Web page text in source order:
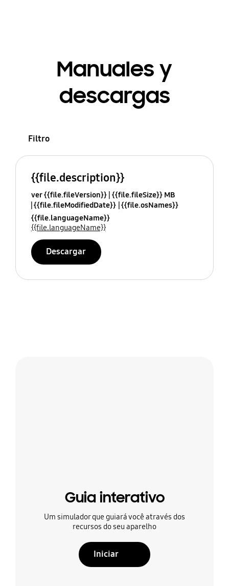
Manuales y
descargas
Filtro
{{file.description}}
ver {{file.fileVersion}} {{file.fileSize}} MB
{{file.fileModifiedDate}} {{file.osNames}}
{{file.languageName}}
{{file.languageName}}
Descargar
Guia interativo
Um simulador que guiará você através dos
recursos do seu aparelho
Iniciar